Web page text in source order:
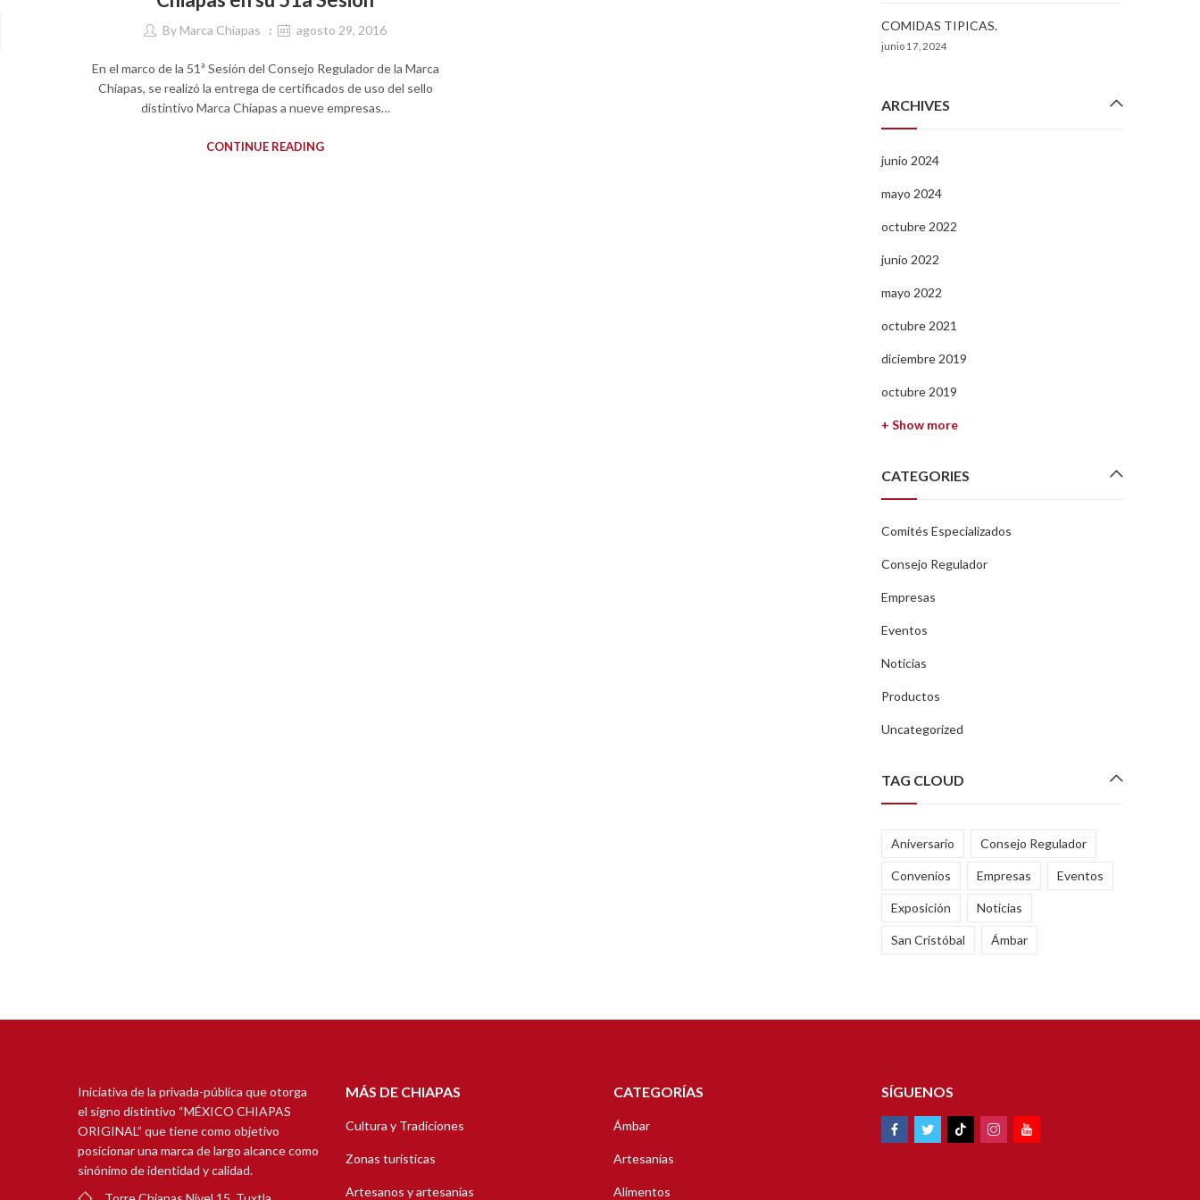
By Marca Chiapas agosto 29, 2016
En el marco de la 51ª Sesión del Consejo Regulador de la Marca
Chiapas, se realizó la entrega de certificados de uso del sello
distintivo Marca Chiapas a nueve empresas…
CONTINUE READING
COMIDAS TIPICAS.
junio 17, 2024
ARCHIVES
junio 2024
mayo 2024
octubre 2022
junio 2022
mayo 2022
octubre 2021
diciembre 2019
octubre 2019
+ Show more
CATEGORIES
Comités Especializados
Consejo Regulador
Empresas
Eventos
Noticias
Productos
Uncategorized
TAG CLOUD
Aniversario Consejo Regulador
Convenios Empresas Eventos
Exposición Noticias
San Cristóbal Ámbar
Iniciativa de la privada-pública que otorga
el signo distintivo “MÉXICO CHIAPAS
ORIGINAL” que tiene como objetivo
posicionar una marca de largo alcance como
sinónimo de identidad y calidad.
MÁS DE CHIAPAS
Cultura y Tradiciones
Zonas turísticas
Artesanos y artesanías
CATEGORÍAS
Ámbar
Artesanías
Alimentos
SÍGUENOS